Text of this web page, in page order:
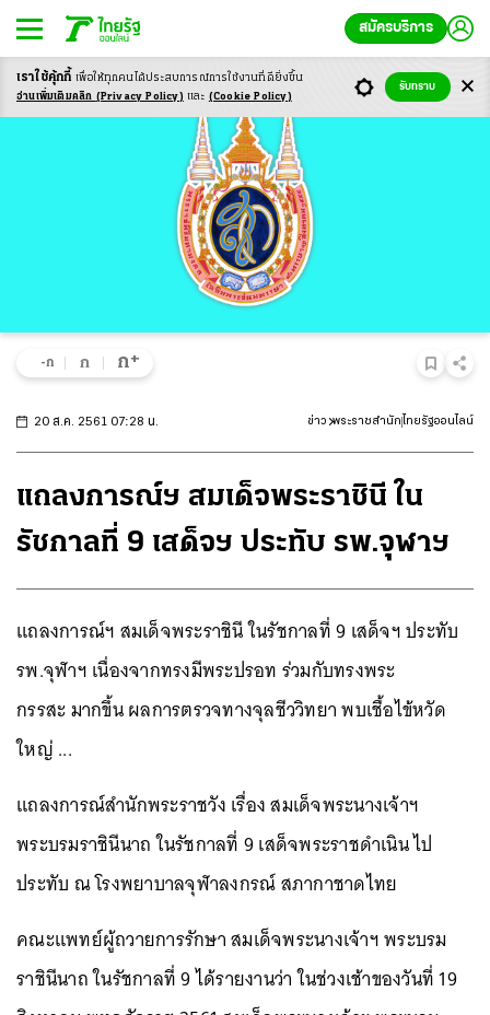
สมัครบริการ
-ก ก ก+
20 ส.ค. 2561 07:28 น. ข่าว พระราชสำนัก ไทยรัฐออนไลน์
แถลงการณ์ฯ สมเด็จพระราชินี ใน
รัชกาลที่ 9 เสด็จฯ ประทับ รพ.จุฬาฯ
แถลงการณ์ฯ สมเด็จพระราชินี ในรัชกาลที่ 9 เสด็จฯ ประทับ
รพ.จุฬาฯ เนื่องจากทรงมีพระปรอท ร่วมกับทรงพระ
กรรสะ มากขึ้น ผลการตรวจทางจุลชีววิทยา พบเชื้อไข้หวัด
ใหญ่ ...
แถลงการณ์สำนักพระราชวัง เรื่อง สมเด็จพระนางเจ้าฯ
พระบรมราชินีนาถ ในรัชกาลที่ 9 เสด็จพระราชดำเนิน ไป
ประทับ ณ โรงพยาบาลจุฬาลงกรณ์ สภากาชาดไทย
คณะแพทย์ผู้ถวายการรักษา สมเด็จพระนางเจ้าฯ พระบรม
ราชินีนาถ ในรัชกาลที่ 9 ได้รายงานว่า ในช่วงเช้าของวันที่ 19
เราใช้คุ้กกี้ เพื่อให้ทุกคนได้ประสบการณ์การใช้งานที่ดียิ่งขึ้น
อ่านเพิ่มเติมคลิก (Privacy Policy) และ (Cookie Policy)
รับทราบ